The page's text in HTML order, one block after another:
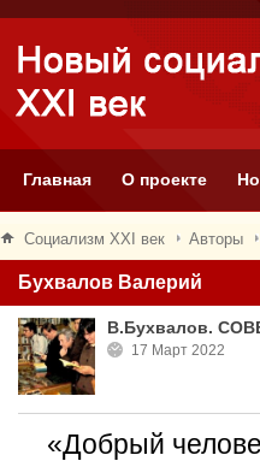
Главная О проекте
Социализм XXI век Авторы
Бухвалов Валерий
В.Бухвалов.
17 Март 2022
«Добрый